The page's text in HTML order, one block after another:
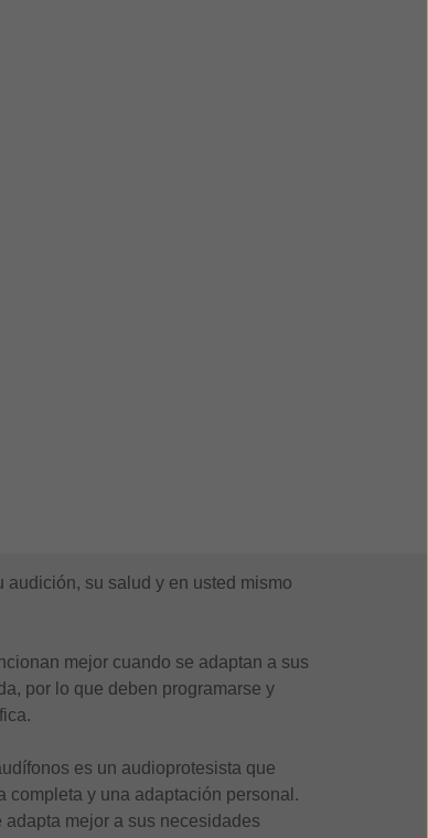
audición, su salud y en usted mismo
mejor cuando se adaptan a sus
por lo que deben programarse y
es un audioprotesista que
completa y una adaptación personal.
mejor a sus necesidades